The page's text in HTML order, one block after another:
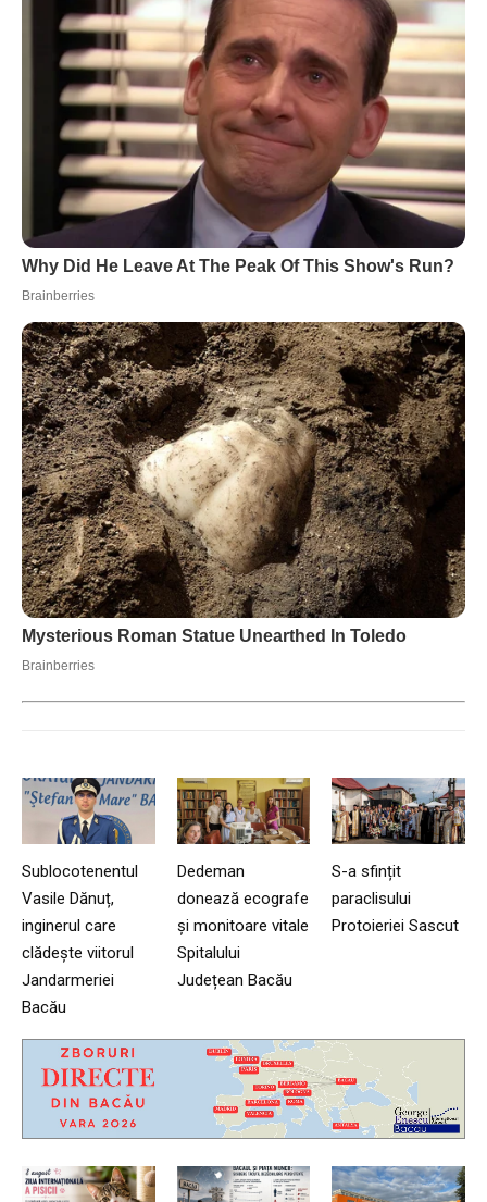
Sublocotenentul
Vasile Dănuț,
inginerul care
clădește viitorul
Jandarmeriei
Bacău
Dedeman
donează ecografe
și monitoare vitale
Spitalului
Județean Bacău
S-a sfințit
paraclisului
Protoieriei Sascut